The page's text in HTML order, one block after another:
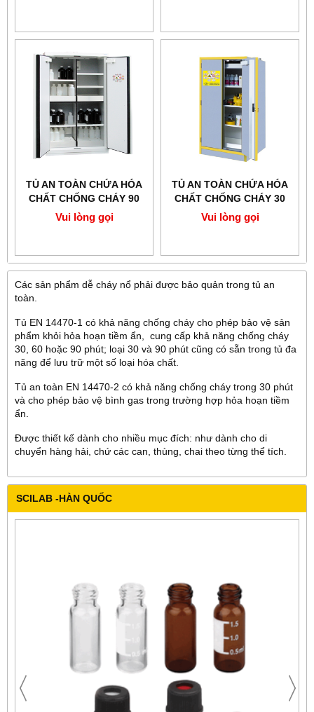
NGĂN
TỦ AN TOÀN CHỨA HÓA
CHẤT CHỐNG CHÁY 90
PHÚT 795+M22
Vui lòng gọi
TỦ AN TOÀN CHỨA HÓA
CHẤT CHỐNG CHÁY 30
PHÚT ECOSAFE 3036UE
Vui lòng gọi
Các sản phẩm dễ cháy nổ phải được bảo quản trong tủ an
toàn.
Tủ EN 14470-1 có khả năng chống cháy cho phép bảo vệ sản
phẩm khỏi hỏa hoạn tiềm ẩn, cung cấp khả năng chống cháy
30, 60 hoặc 90 phút; loại 30 và 90 phút cũng có sẵn trong tủ đa
năng để lưu trữ một số loại hóa chất.
Tủ an toàn EN 14470-2 có khả năng chống cháy trong 30 phút
và cho phép bảo vệ bình gas trong trường hợp hỏa hoạn tiềm
ẩn.
Được thiết kế dành cho nhiều mục đích: như dành cho di
chuyển hàng hải, chứ các can, thùng, chai theo từng thể tích.
SCILAB -HÀN QUỐC